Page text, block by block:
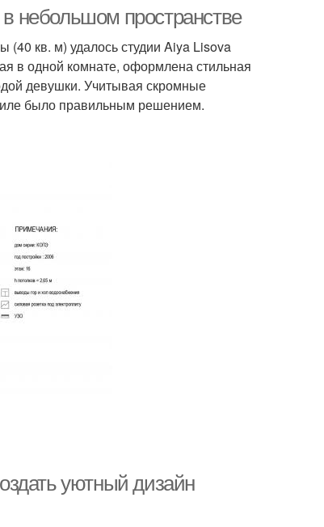
небольшом пространстве
(40 кв. м) удалось студии Aiya Lisova
в одной комнате, оформлена стильная
девушки. Учитывая скромные
было правильным решением.
уютный дизайн